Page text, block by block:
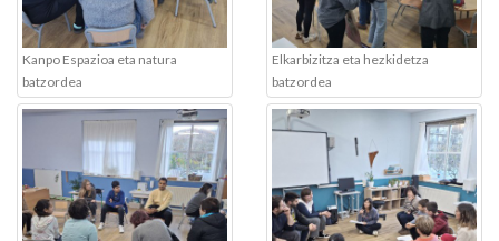
Kanpo Espazioa eta natura
batzordea
Elkarbizitza eta hezkidetza
batzordea